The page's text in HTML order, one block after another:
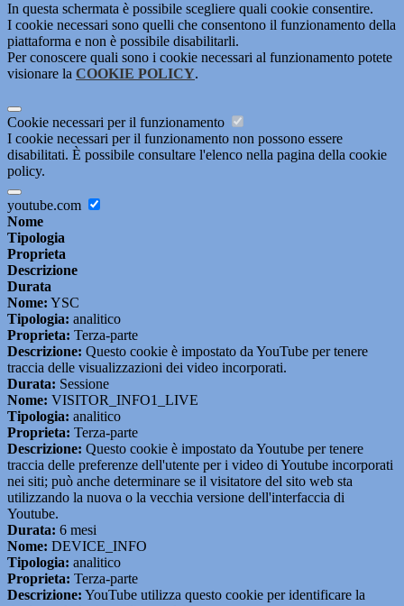
In questa schermata è possibile scegliere quali cookie consentire.
I cookie necessari sono quelli che consentono il funzionamento della
piattaforma e non è possibile disabilitarli.
Per conoscere quali sono i cookie necessari al funzionamento potete
visionare la COOKIE POLICY.
Cookie necessari per il funzionamento
I cookie necessari per il funzionamento non possono essere
disabilitati. È possibile consultare l'elenco nella pagina della cookie
policy.
youtube.com
Nome
Tipologia
Proprieta
Descrizione
Durata
Nome: YSC
Tipologia: analitico
Proprieta: Terza-parte
Descrizione: Questo cookie è impostato da YouTube per tenere
traccia delle visualizzazioni dei video incorporati.
Durata: Sessione
Nome: VISITOR_INFO1_LIVE
Tipologia: analitico
Proprieta: Terza-parte
Descrizione: Questo cookie è impostato da Youtube per tenere
traccia delle preferenze dell'utente per i video di Youtube incorporati
nei siti; può anche determinare se il visitatore del sito web sta
utilizzando la nuova o la vecchia versione dell'interfaccia di
Youtube.
Durata: 6 mesi
Nome: DEVICE_INFO
Tipologia: analitico
Proprieta: Terza-parte
Descrizione: YouTube utilizza questo cookie per identificare la